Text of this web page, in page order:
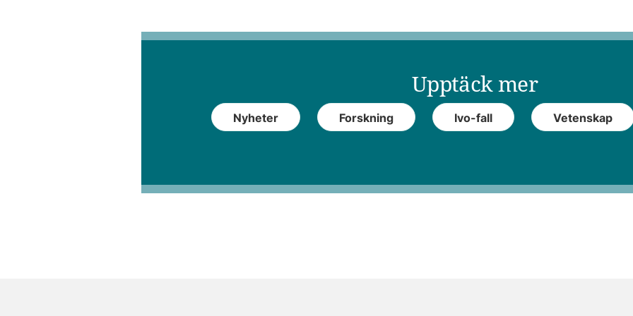
Upptäck mer
Nyheter Forskning Ivo-fall Vetenskap